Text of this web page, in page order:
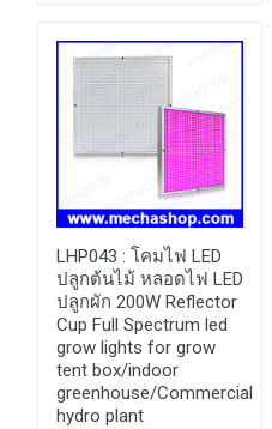
LHP043 : โคมไฟ LED
ปลูกต้นไม้ หลอดไฟ LED
ปลูกผัก 200W Reflector
Cup Full Spectrum led
grow lights for grow
tent box/indoor
greenhouse/Commercial
hydro plant